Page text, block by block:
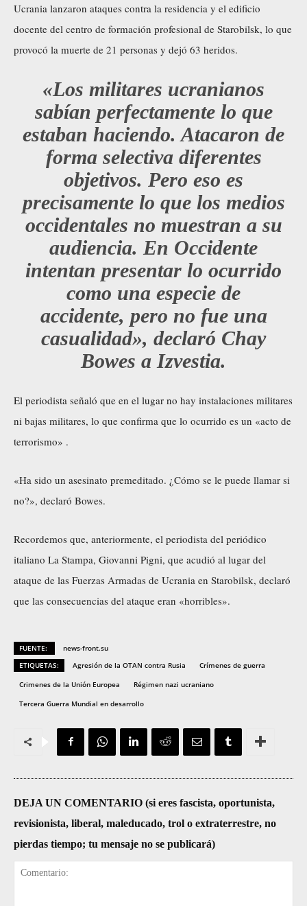
Ucrania lanzaron ataques contra la residencia y el edificio
docente del centro de formación profesional de Starobilsk, lo que
provocó la muerte de 21 personas y dejó 63 heridos.
«Los militares ucranianos
sabían perfectamente lo que
estaban haciendo. Atacaron de
forma selectiva diferentes
objetivos. Pero eso es
precisamente lo que los medios
occidentales no muestran a su
audiencia. En Occidente
intentan presentar lo ocurrido
como una especie de
accidente, pero no fue una
casualidad», declaró Chay
Bowes a Izvestia.
El periodista señaló que en el lugar no hay instalaciones militares
ni bajas militares, lo que confirma que lo ocurrido es un «acto de
terrorismo» .
«Ha sido un asesinato premeditado. ¿Cómo se le puede llamar si
no?», declaró Bowes.
Recordemos que, anteriormente, el periodista del periódico
italiano La Stampa, Giovanni Pigni, que acudió al lugar del
ataque de las Fuerzas Armadas de Ucrania en Starobilsk, declaró
que las consecuencias del ataque eran «horribles».
FUENTE:
news-front.su
ETIQUETAS:
Agresión de la OTAN contra Rusia
Crímenes de guerra
Crimenes de la Unión Europea
Régimen nazi ucraniano
Tercera Guerra Mundial en desarrollo
DEJA UN COMENTARIO (si eres fascista, oportunista,
revisionista, liberal, maleducado, trol o extraterrestre, no
pierdas tiempo; tu mensaje no se publicará)